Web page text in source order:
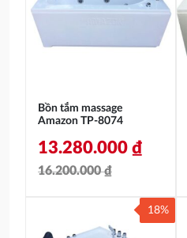
Bồn tắm massage
Amazon TP-8074
16.200.000₫
13.280.000 ₫
18%